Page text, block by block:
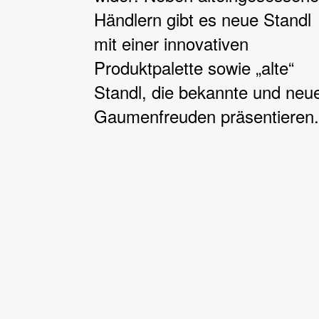
Händlern gibt es neue Standl
mit einer innovativen
Produktpalette sowie „alte“
Standl, die bekannte und
Gaumenfreuden präsentieren.